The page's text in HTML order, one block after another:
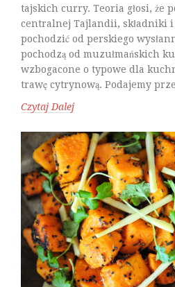
tajskich curry. Teoria głosi, że
centralnej Tajlandii, składniki i
pochodzić od perskiego
pochodzą od muzułmańskich
wzbogacone o typowe dla
trawę cytrynową. Podajemy
Czytaj Dalej